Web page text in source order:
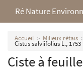
Ré Nature
L’association
Milieux rétais
Accueil Milieux rétais
Cistus salviifolius L., 1753
Ciste à